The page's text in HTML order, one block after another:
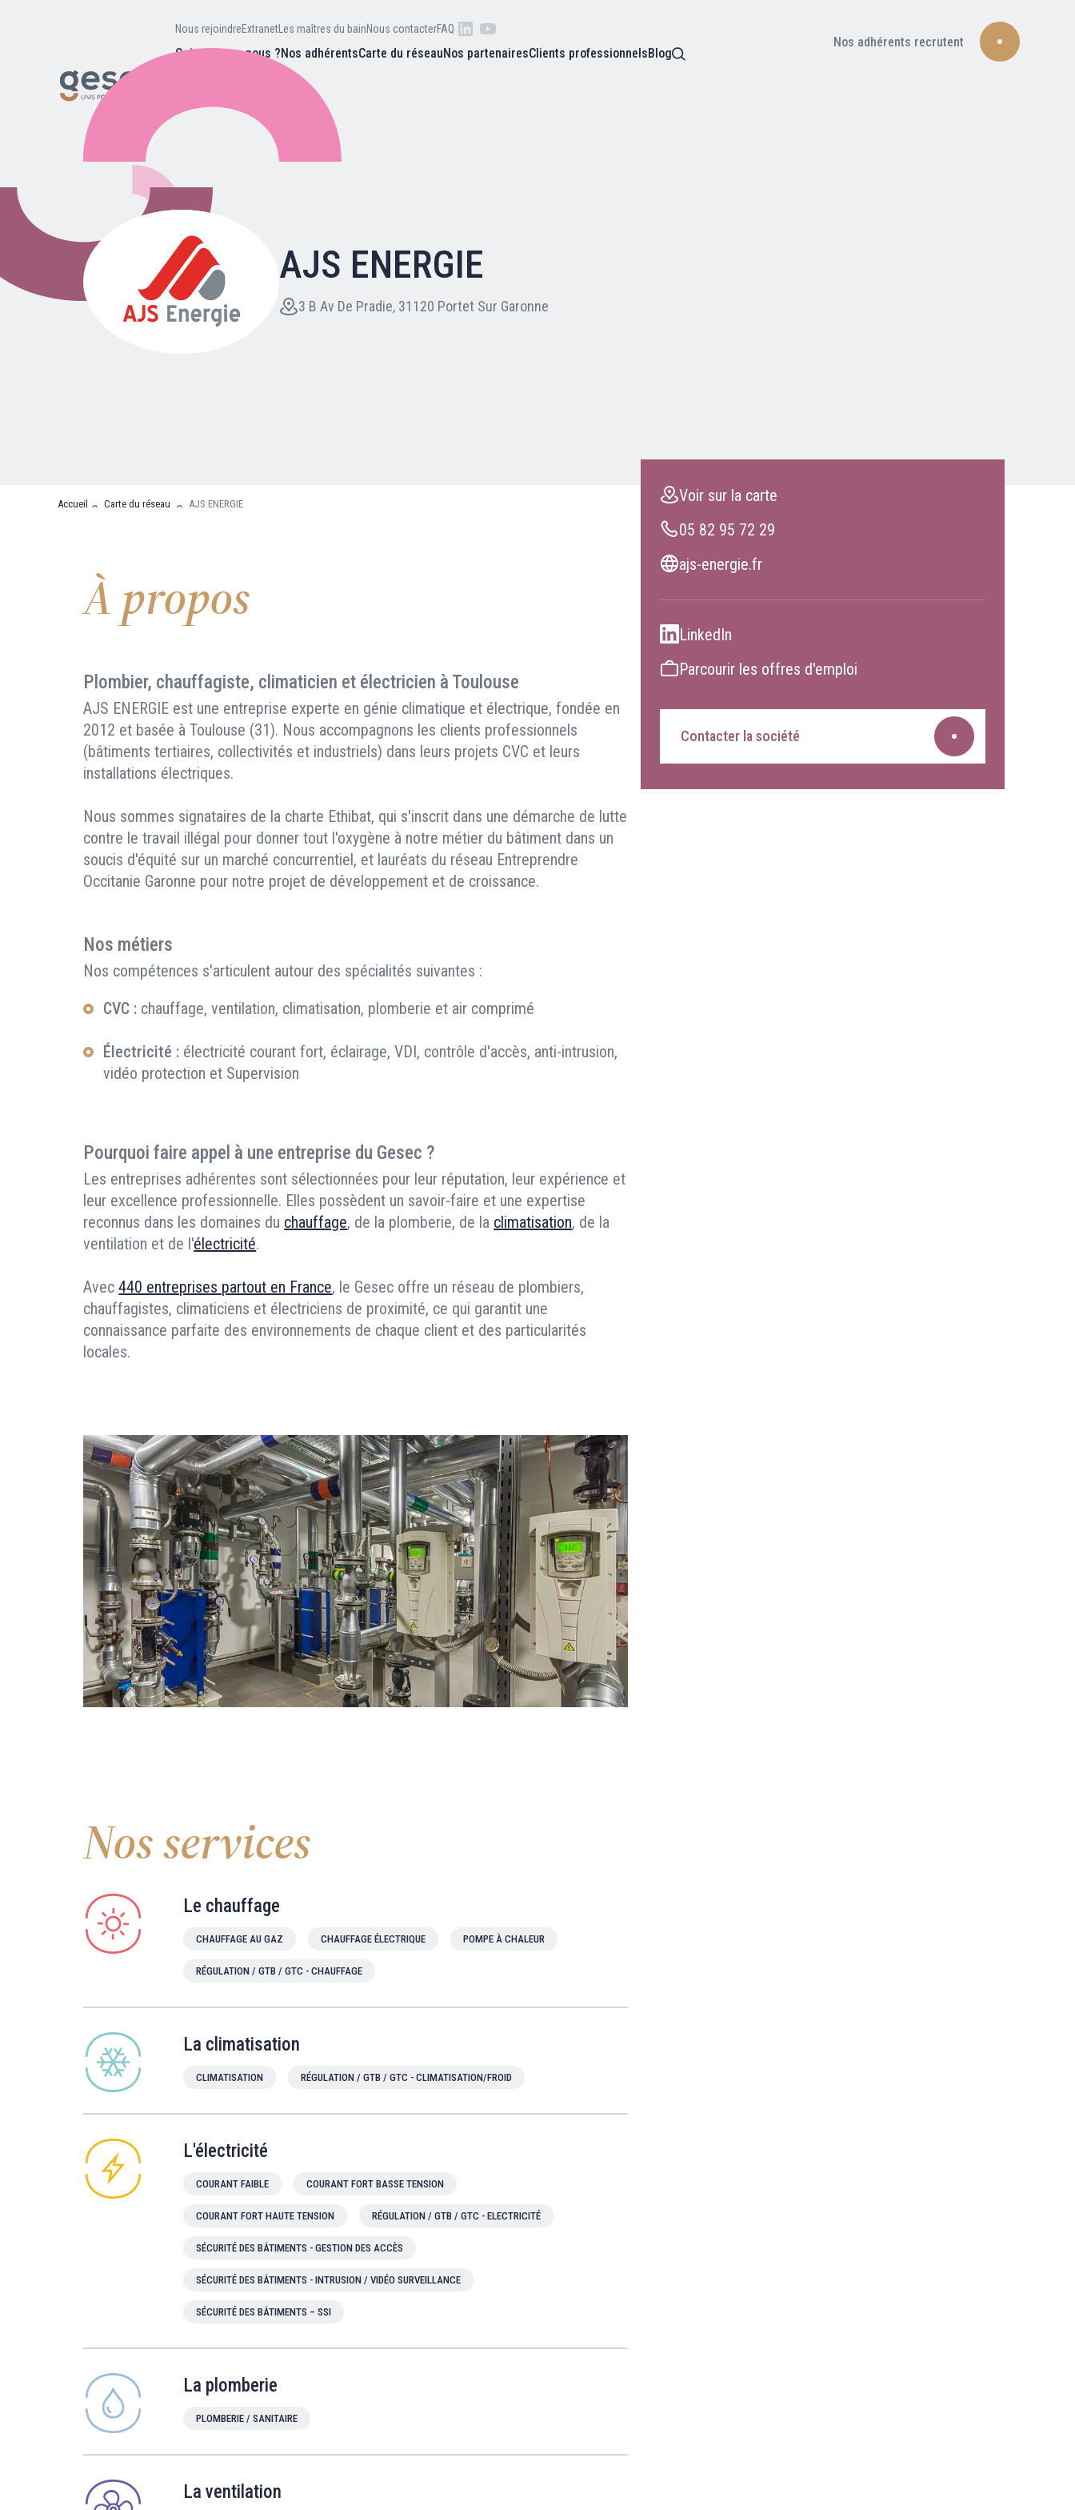
Nous rejoindreExtranet Les maîtres du bainNous contacterFAQ
Qui sommes-nous ?
Nos missions
Valeurs et raison
Nos adhérentsCarte du réseauNos partenairesClients professionnelsBlog
Nos adhérents recrutent
Carte du réseau
Nous rejoindre
Extranet
Les maîtres du bain
Recherche
AJS ENERGIE
3 B Av De Pradie, 31120 Portet Sur Garonne
Accueil Carte du réseau AJS ENERGIE
Voir sur la carte
05 82 95 72 29
ajs-energie.fr
LinkedIn
Parcourir les offres d'emploi
Contacter la société
À propos
Plombier, chauffagiste, climaticien et électricien à Toulouse
AJS ENERGIE est une entreprise experte en génie climatique et électrique, fondée en
2012 et basée à Toulouse (31). Nous accompagnons les clients professionnels
(bâtiments tertiaires, collectivités et industriels) dans leurs projets CVC et leurs
installations électriques.
Nous sommes signataires de la charte Ethibat, qui s'inscrit dans une démarche de lutte
contre le travail illégal pour donner tout l'oxygène à notre métier du bâtiment dans un
soucis d'équité sur un marché concurrentiel, et lauréats du réseau Entreprendre
Occitanie Garonne pour notre projet de développement et de croissance.
Nos métiers
Nos compétences s'articulent autour des spécialités suivantes :
CVC : chauffage, ventilation, climatisation, plomberie et air comprimé
Électricité : électricité courant fort, éclairage, VDI, contrôle d'accès, anti-intrusion,
vidéo protection et Supervision
Pourquoi faire appel à une entreprise du Gesec ?
Les entreprises adhérentes sont sélectionnées pour leur réputation, leur expérience et
leur excellence professionnelle. Elles possèdent un savoir-faire et une expertise
reconnus dans les domaines du chauffage, de la plomberie, de la climatisation, de la
ventilation et de l'électricité.
Avec440 entreprises partout en France, le Gesec offre un réseau de plombiers,
chauffagistes, climaticiens et électriciens de proximité, ce qui garantit une
connaissance parfaite des environnements de chaque client et des particularités
locales.
Nos services
Le chauffage
CHAUFFAGE AU GAZ CHAUFFAGE ÉLECTRIQUE POMPE À CHALEUR
RÉGULATION / GTB / GTC - CHAUFFAGE
La climatisation
CLIMATISATION RÉGULATION / GTB / GTC - CLIMATISATION/FROID
L'électricité
COURANT FAIBLE COURANT FORT BASSE TENSION
COURANT FORT HAUTE TENSION RÉGULATION / GTB / GTC - ELECTRICITÉ
SÉCURITÉ DES BÂTIMENTS - GESTION DES ACCÈS
SÉCURITÉ DES BÂTIMENTS - INTRUSION / VIDÉO SURVEILLANCE
SÉCURITÉ DES BÂTIMENTS – SSI
La plomberie
PLOMBERIE / SANITAIRE
La ventilation